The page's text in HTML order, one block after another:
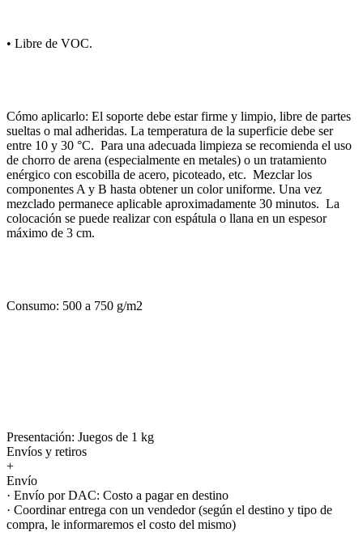
• Libre de VOC.
Cómo aplicarlo: El soporte debe estar firme y limpio, libre de partes
sueltas o mal adheridas. La temperatura de la superficie debe ser
entre 10 y 30 °C. Para una adecuada limpieza se recomienda el uso
de chorro de arena (especialmente en metales) o un tratamiento
enérgico con escobilla de acero, picoteado, etc. Mezclar los
componentes A y B hasta obtener un color uniforme. Una vez
mezclado permanece aplicable aproximadamente 30 minutos. La
colocación se puede realizar con espátula o llana en un espesor
máximo de 3 cm.
Consumo: 500 a 750 g/m2
Presentación: Juegos de 1 kg
Envíos y retiros
+
Envío
· Envío por DAC: Costo a pagar en destino
· Coordinar entrega con un vendedor (según el destino y tipo de
compra, le informaremos el costo del mismo)